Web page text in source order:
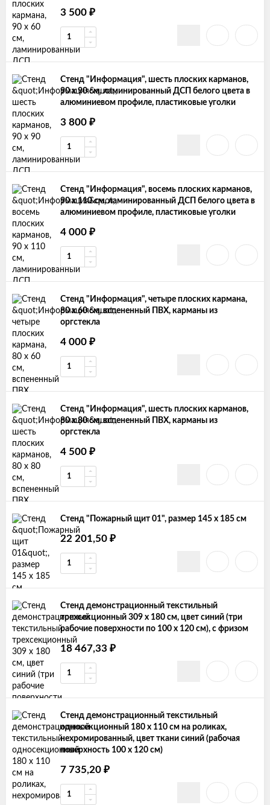
3 500 ₽
Стенд "Информация", шесть плоских карманов,
90 х 90 см, ламинированный ДСП белого цвета в
алюминиевом профиле, пластиковые уголки
3 800 ₽
Стенд "Информация", восемь плоских карманов,
90 х 110 см, ламинированный ДСП белого цвета в
алюминиевом профиле, пластиковые уголки
4 000 ₽
Стенд "Информация", четыре плоских кармана,
80 х 60 см, вспененный ПВХ, карманы из
оргстекла
4 000 ₽
Стенд "Информация", шесть плоских карманов,
80 х 80 см, вспененный ПВХ, карманы из
оргстекла
4 500 ₽
Стенд "Пожарный щит 01", размер 145 х 185 см
22 201,50 ₽
Стенд демонстрационный текстильный
трехсекционный 309 х 180 см, цвет синий (три
рабочие поверхности по 100 х 120 см), с фризом
18 467,33 ₽
Стенд демонстрационный текстильный
односекционный 180 х 110 см на роликах,
нехромированный, цвет ткани синий (рабочая
поверхность 100 х 120 см)
7 735,20 ₽